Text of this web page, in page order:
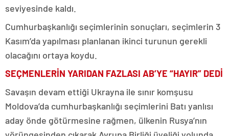
seviyesinde kaldı.
Cumhurbaşkanlığı seçimlerinin sonuçları, seçimlerin 3
Kasım’da yapılması planlanan ikinci turunun gerekli
olacağını ortaya koydu.
SEÇMENLERİN YARIDAN FAZLASI AB’YE “HAYIR” DEDİ
Savaşın devam ettiği Ukrayna ile sınır komşusu
Moldova’da cumhurbaşkanlığı seçimlerini Batı yanlısı
aday önde götürmesine rağmen, ülkenin Rusya’nın